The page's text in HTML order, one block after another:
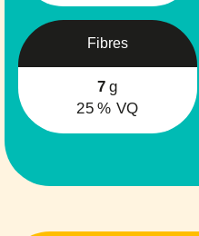
Fibres
7 g
25 % VQ